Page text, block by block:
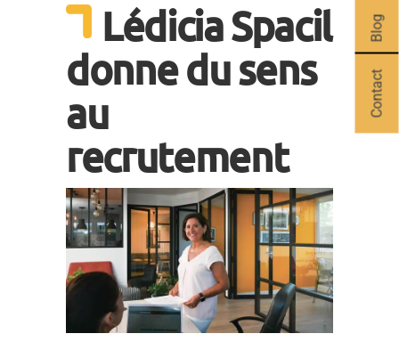
Lédicia Spacil
donne du sens
au
recrutement
Contact
Blog